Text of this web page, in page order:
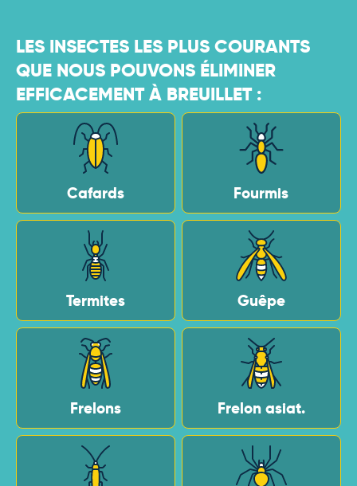
LES INSECTES LES PLUS COURANTS
QUE NOUS POUVONS ÉLIMINER
EFFICACEMENT À BREUILLET :
Cafards Fourmis
Termites Guêpe
Frelons Frelon asiat.